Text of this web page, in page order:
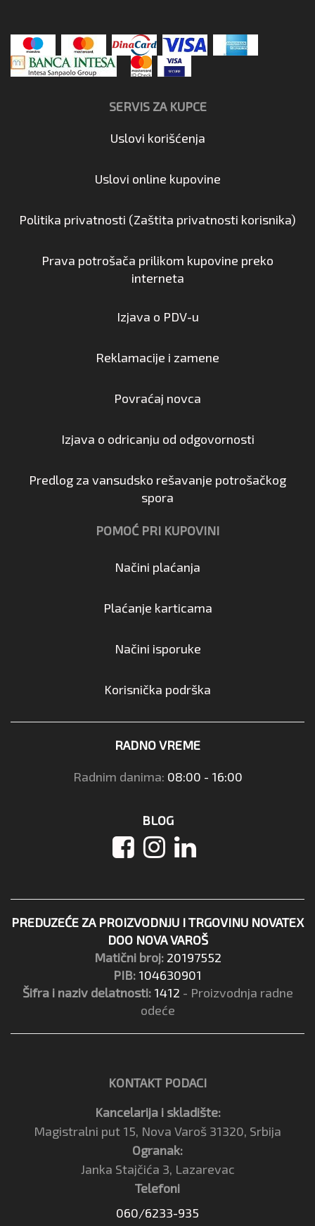
SERVIS ZA KUPCE
Uslovi korišćenja
Uslovi online kupovine
Politika privatnosti (Zaštita privatnosti korisnika)
Prava potrošača prilikom kupovine preko
interneta
Izjava o PDV-u
Reklamacije i zamene
Povraćaj novca
Izjava o odricanju od odgovornosti
Predlog za vansudsko rešavanje potrošačkog
spora
POMOĆ PRI KUPOVINI
Načini plaćanja
Plaćanje karticama
Načini isporuke
Korisnička podrška
RADNO VREME
Radnim danima: 08:00 - 16:00
BLOG
PREDUZEĆE ZA PROIZVODNJU I TRGOVINU NOVATEX
DOO NOVA VAROŠ
Matični broj: 20197552
PIB: 104630901
Šifra i naziv delatnosti: 1412 - Proizvodnja radne
odeće
KONTAKT PODACI
Kancelarija i skladište:
Magistralni put 15, Nova Varoš 31320, Srbija
Ogranak:
Janka Stajčića 3, Lazarevac
Telefoni
060/6233-935